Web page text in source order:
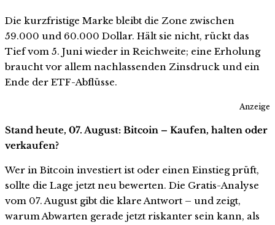
Die kurzfristige Marke bleibt die Zone zwischen
59.000 und 60.000 Dollar. Hält sie nicht, rückt das
Tief vom 5. Juni wieder in Reichweite; eine Erholung
braucht vor allem nachlassenden Zinsdruck und ein
Ende der ETF-Abflüsse.
Anzeige
Stand heute, 07. August: Bitcoin – Kaufen, halten oder
verkaufen?
Wer in Bitcoin investiert ist oder einen Einstieg prüft,
sollte die Lage jetzt neu bewerten. Die Gratis-Analyse
vom 07. August gibt die klare Antwort – und zeigt,
warum Abwarten gerade jetzt riskanter sein kann, als